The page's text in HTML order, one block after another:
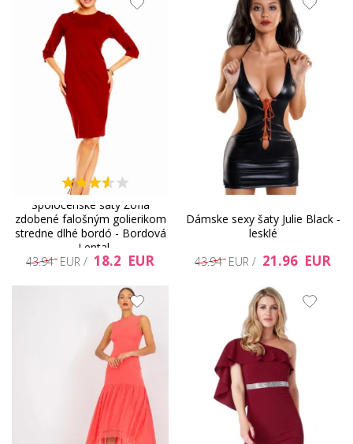
Spoločenské šaty Žofia
zdobené falošným golierikom
stredne dlhé bordó - Bordová
- Lental
43.94 EUR / 18.2 EUR
Dámske sexy šaty Julie Black -
lesklé
43.94 EUR / 21.96 EUR